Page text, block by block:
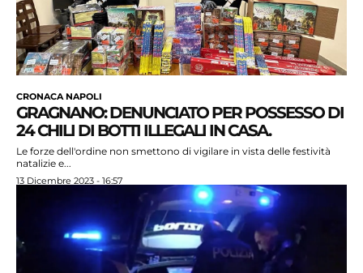
CRONACA NAPOLI
GRAGNANO: DENUNCIATO PER POSSESSO DI
24 CHILI DI BOTTI ILLEGALI IN CASA.
Le forze dell'ordine non smettono di vigilare in vista delle festività
natalizie e...
13 Dicembre 2023 - 16:57